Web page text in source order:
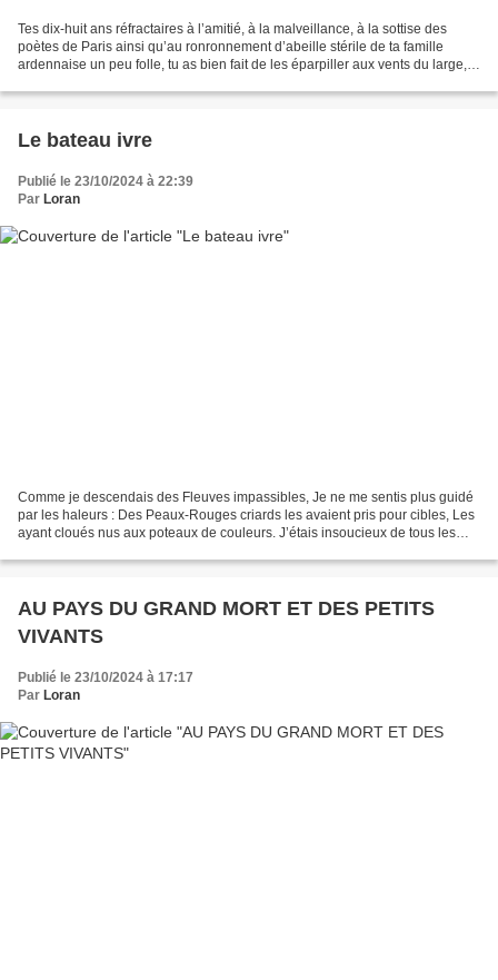
Tes dix-huit ans réfractaires à l’amitié, à la malveillance, à la sottise des
poètes de Paris ainsi qu’au ronronnement d’abeille stérile de ta famille
ardennaise un peu folle, tu as bien fait de les éparpiller aux vents du large,
Le bateau ivre
Publié le 23/10/2024 à 22:39
Par Loran
Comme je descendais des Fleuves impassibles, Je ne me sentis plus guidé
par les haleurs : Des Peaux-Rouges criards les avaient pris pour cibles, Les
ayant cloués nus aux poteaux de couleurs. J’étais insoucieux de tous les
AU PAYS DU GRAND MORT ET DES PETITS
VIVANTS
Publié le 23/10/2024 à 17:17
Par Loran